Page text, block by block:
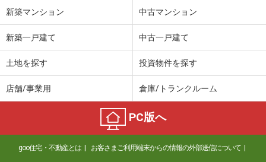
新築マンション 中古マンション
新築一戸建て 中古一戸建て
土地を探す 投資物件を探す
店舗/事業用 倉庫/トランクルーム
PC版へ
goo住宅・不動産とは お客さまご利用端末からの情報の外部送信について